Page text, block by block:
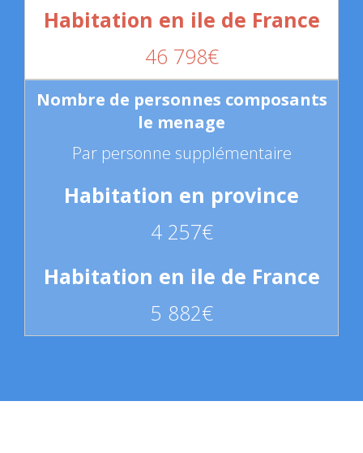
46 798€
Par personne supplémentaire
4 257€
5 882€